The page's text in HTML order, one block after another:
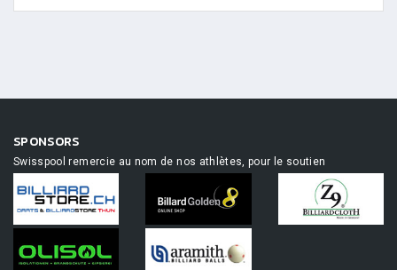
SPONSORS
Swisspool remercie au nom de nos athlètes, pour le soutien